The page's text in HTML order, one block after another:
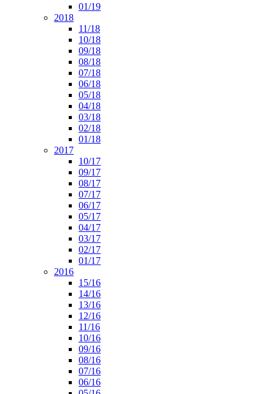
01/19
2018
11/18
10/18
09/18
08/18
07/18
06/18
05/18
04/18
03/18
02/18
01/18
2017
10/17
09/17
08/17
07/17
06/17
05/17
04/17
03/17
02/17
01/17
2016
15/16
14/16
13/16
12/16
11/16
10/16
09/16
08/16
07/16
06/16